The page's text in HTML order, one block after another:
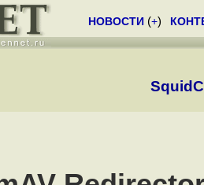
НОВОСТИ (+)